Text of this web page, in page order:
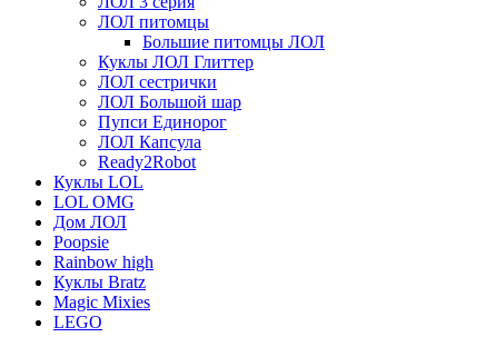
ЛОЛ питомцы
Большие питомцы ЛОЛ
Куклы ЛОЛ Глиттер
ЛОЛ сестрички
ЛОЛ Большой шар
Пупси Единорог
ЛОЛ Капсула
Ready2Robot
Куклы LOL
LOL OMG
Дом ЛОЛ
Poopsie
Rainbow high
Куклы Bratz
Magic Mixies
LEGO